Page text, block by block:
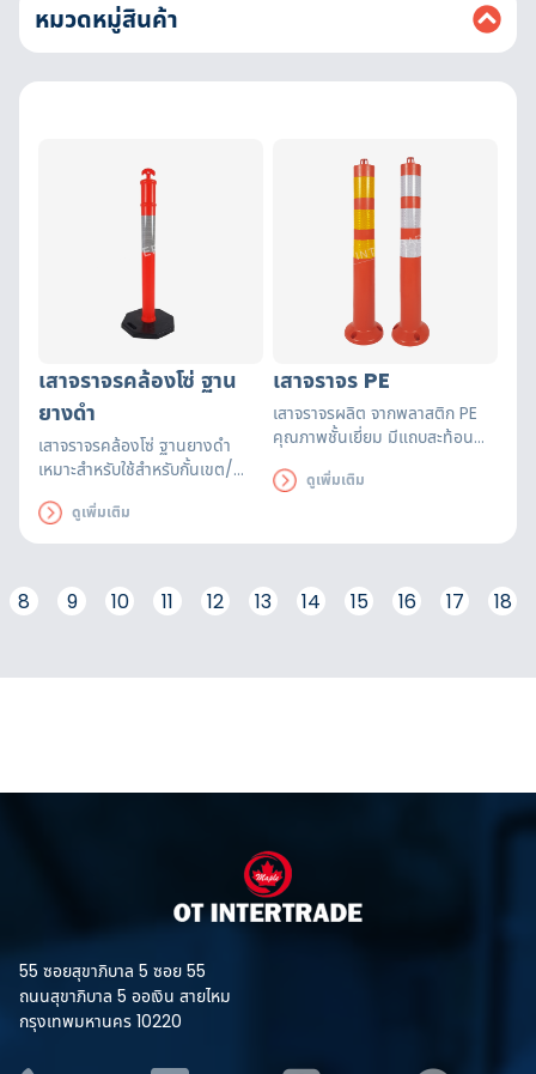
หมวดหมู่สินค้า
เสาจราจรคล้องโซ่ ฐาน
ยางดำ
เสาจราจรคล้องโซ่ ฐานยางดำ
เหมาะสำหรับใช้สำหรับกั้นเขต/
อันตราย แบ่งช่องจราจรบนท้อง
ถนน ลานจอดรถในอาคาร และ
ดูเพิ่มเติม
เสาจราจร PE
เสาจราจรผลิต จากพลาสติก PE
คุณภาพชั้นเยี่ยม มีแถบสะท้อน
สีขาว/สีเหลือง
ดูเพิ่มเติม
8 9 10 11 12 13 14 15 16 17 18
55 ซอยสุขาภิบาล 5 ซอย 55
ถนนสุขาภิบาล 5 ออเงิน สายไหม
กรุงเทพมหานคร 10220